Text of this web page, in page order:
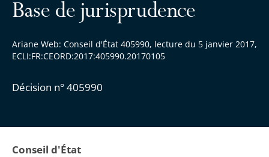
Base de jurisprudence
Ariane Web: Conseil d'État 405990, lecture du 5 janvier 2017,
ECLI:FR:CEORD:2017:405990.20170105
Décision n° 405990
Conseil d'État